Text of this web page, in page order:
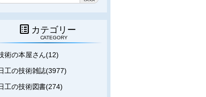
list_alt カテゴリー
CATEGORY
術の本屋さん(12)
工の技術雑誌(3977)
工の技術図書(274)